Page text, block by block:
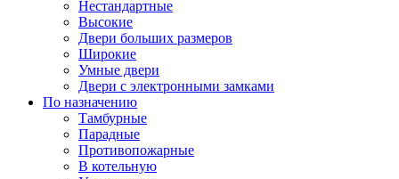
Нестандартные
Высокие
Двери больших размеров
Широкие
Умные двери
Двери с электронными замками
По назначению
Тамбурные
Парадные
Противопожарные
В котельную